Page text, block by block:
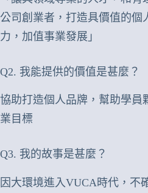
公司創業者，打造具價值的個
力，加值事業發展」
Q2. 我能提供的價值是甚麼？
協助打造個人品牌，幫助學員
業目標
Q3. 我的故事是甚麼？
因大環境進入VUCA時代，不